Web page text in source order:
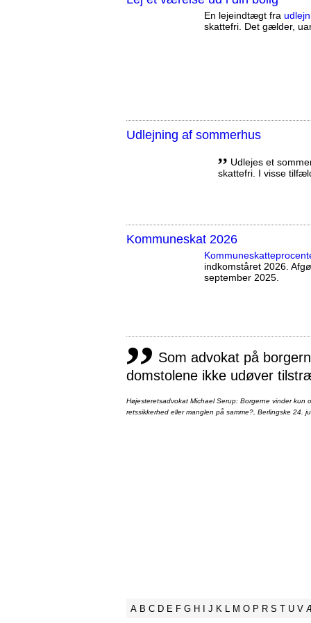
En lejeindtægt fra
skattefri. Det gælder,
Udlejning af sommerhus
,, Udlejes et
skattefri. I visse
Kommuneskat 2026
indkomståret 2026.
september 2025.
,, Som advokat på
domstolene ikke udøver
Højesteretsadvokat Michael Serup: Borgerne vinder
retssikkerhed eller manglen på samme?, Berlingske 24.
A B C D E F G H J K L M O P R S T U V